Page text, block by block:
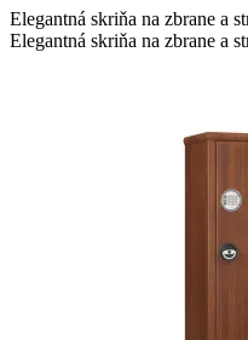
through
Elegantná skriňa na zbrane a
Elegantná skriňa na zbrane a